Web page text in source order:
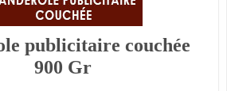
publicitaire couchée
900 Gr